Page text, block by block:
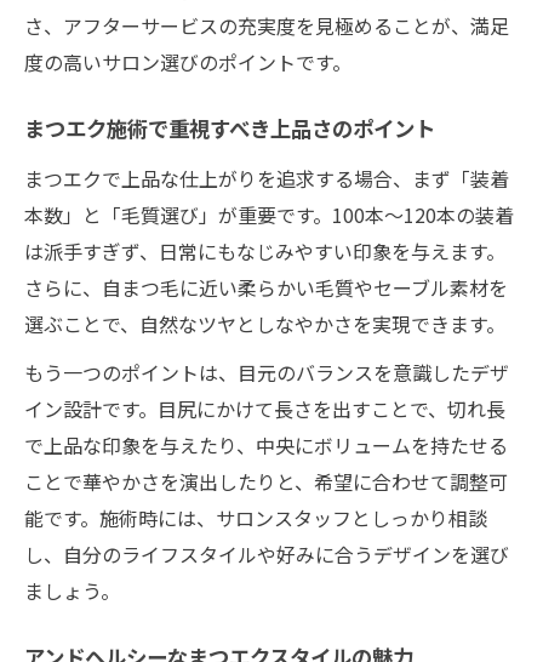
さ、アフターサービスの充実度を見極めることが、満足
度の高いサロン選びのポイントです。
まつエク施術で重視すべき上品さのポイント
まつエクで上品な仕上がりを追求する場合、まず「装着
本数」と「毛質選び」が重要です。100本〜120本の装着
は派手すぎず、日常にもなじみやすい印象を与えます。
さらに、自まつ毛に近い柔らかい毛質やセーブル素材を
選ぶことで、自然なツヤとしなやかさを実現できます。
もう一つのポイントは、目元のバランスを意識したデザ
イン設計です。目尻にかけて長さを出すことで、切れ長
で上品な印象を与えたり、中央にボリュームを持たせる
ことで華やかさを演出したりと、希望に合わせて調整可
能です。施術時には、サロンスタッフとしっかり相談
し、自分のライフスタイルや好みに合うデザインを選び
ましょう。